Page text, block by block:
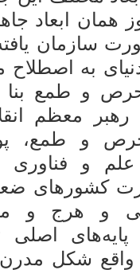
همان ابعاد
سازمان
به اصطلاح
حرص و طمع
رهبر معظم
و طمع،
علم و فناوری
کشورهای
و هرج و
اصلی
واقع شکل